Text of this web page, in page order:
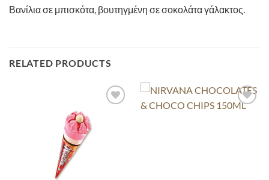
Βανίλια σε μπισκότα, βουτηγμένη σε σοκολάτα γάλακτος.
RELATED PRODUCTS